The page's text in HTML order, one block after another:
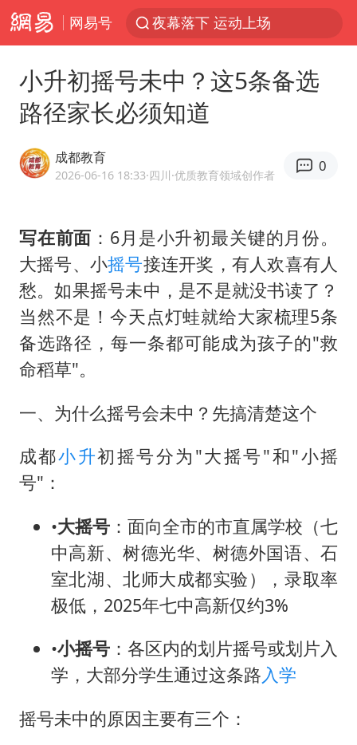
网易号
夜幕落下 运动上场
Meta被判支付5.67亿美元
OpenAI为免费用户升级GPT-5.6 Luna
中国稀土盘中涨停
日本广岛民众举行游行反对政府行径
21楼高空抛物嫌疑人被拘留
实探山东最热的“中国蔬菜之乡”
女子开一天一夜空调后二氧化碳中毒
船舶避风项目停工 多地全力防台风
我国编制完成新版全月地质图
奋进开新局 实干挑大梁
小升初摇号未中？这5条备选
路径家长必须知道
成都教育
2026-06-16 18:33·四川·优质教育领域创作者
0
写在前面 ：6月是小升初最关键的月份。
大摇号、小摇号接连开奖，有人欢喜有人
愁。如果摇号未中，是不是就没书读了？
当然不是！今天点灯蛙就给大家梳理5条
备选路径，每一条都可能成为孩子的"救
命稻草"。
一、为什么摇号会未中？先搞清楚这个
成都小升初摇号分为"大摇号"和"小摇
号"：
•大摇号：面向全市的市直属学校（七
中高新、树德光华、树德外国语、石
室北湖、北师大成都实验），录取率
极低，2025年七中高新仅约3%
•小摇号：各区内的划片摇号或划片入
学，大部分学生通过这条路入学
摇号未中的原因主要有三个：